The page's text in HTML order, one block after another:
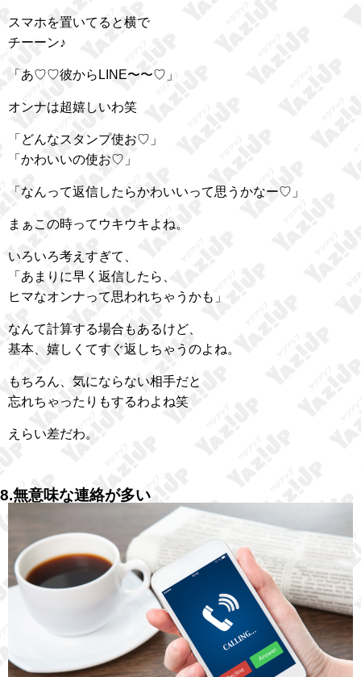
スマホを置いてると横で
チーーン♪
「あ♡♡彼からLINE〜〜♡」
オンナは超嬉しいわ笑
「どんなスタンプ使お♡」
「かわいいの使お♡」
「なんって返信したらかわいいって思うかなー♡」
まぁこの時ってウキウキよね。
いろいろ考えすぎて、
「あまりに早く返信したら、
ヒマなオンナって思われちゃうかも」
なんて計算する場合もあるけど、
基本、嬉しくてすぐ返しちゃうのよね。
もちろん、気にならない相手だと
忘れちゃったりもするわよね笑
えらい差だわ。
8.無意味な連絡が多い